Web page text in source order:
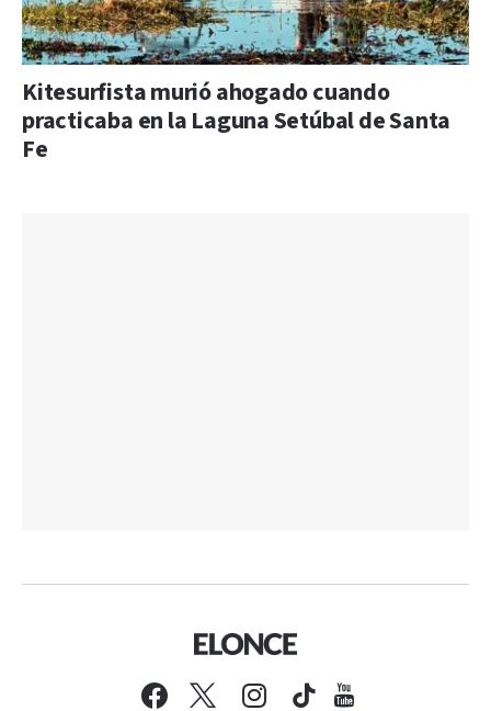
Kitesurfista murió ahogado cuando
practicaba en la Laguna Setúbal de Santa
Fe